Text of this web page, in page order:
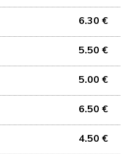
6.30 €
5.50 €
5.00 €
6.50 €
4.50 €